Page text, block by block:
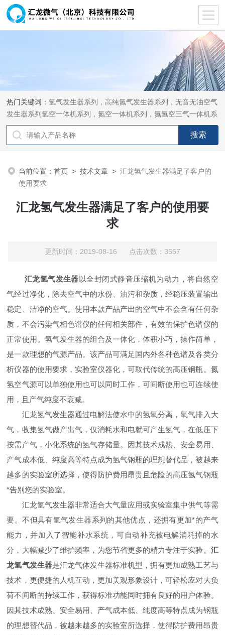
热门关键词：氢气发生器系列，高纯氮气发生器系列，无音无油空气
发生器系列氢空一体机系列，氮空一体机系列，氮氢空三气一体机系
列，气体净化器系列，代理日本DKK-TOA水质分析，水质检测仪
器，代理南韩SitekPH/离子计，DO计，电导计，多功能计，PH/DO/
当前位置：首页 >技术文章 >汇龙氢气发生器满足了客户的
使用要求
汇龙氢气发生器满足了客户的使用要
求
更新时间：2019-08-16 点击次数：3567
汇龙氢气发生器以全封闭式静音压缩机为动力，将自然空
气经过净化，除去空气中的水份、油污和杂质，经稳压装置输出
稳定、洁净的空气。使用本款产品产出的空气中不会含有任何杂
质，不会污染气相色谱仪的任何相关部件，有效的保护色谱仪的
正常使用。氢气发生器的组合及一体化，体积小巧，操作简单，
是一款理想的气源产品。该产品可满足国内外各种色谱及各类分
析仪器的使用要求，实验室仪器化，可取代传统的高压钢瓶。氮
氢空气源可以单独使用也可以同时工作，可间断使用也可连续使
用，且产气纯度不衰减。
汇龙氢气发生器通过电解法使水中的氢氧分离，氧气排入大
气，收集氢气做产出气，仅消耗水和电就可产生氢气，在低压下
按需产气，小化系统的氢气存储量。因其技术成熟、安全易用、
产气成本低、纯度高等特点成为氢气钢瓶的理想替代品，被越来
越多的实验室所选择，使得防护费用昂贵且危险的高压氢气钢瓶
*告别您的实验室。
汇龙氢气发生器非常适合大气量应用或实验室集中供气等需
要。不但具有氢气发生器系列的其他优点，还拥有更加*的产气
能力，并加入了智能补水系统，可自动补充被电解消耗掉的水
分，大幅减少了维护频率，为您节省更多的精力专注于实验。 汇
龙氢气发生器是汇龙气体发生器标准机型，拥有更加成熟工艺与
技术，更便捷的人机互动，更加美观形象设计，可轻松应对大负
荷不间断的持续工作，获得标准功能同时拥有良好的用户体验。
因其技术成熟、安全易用、产气成本低、纯度高等特点成为钢瓶
的理想替代品，被越来越多的实验室所选择，使得防护费用昂贵